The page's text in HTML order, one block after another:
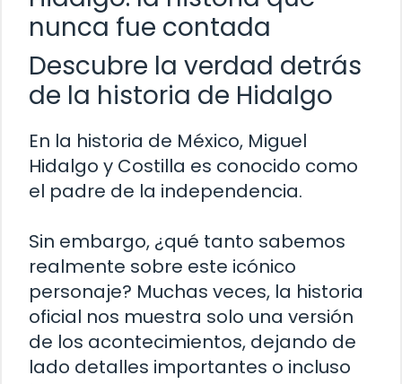
nunca fue contada
Descubre la verdad detrás
de la historia de Hidalgo
En la historia de México, Miguel
Hidalgo y Costilla es conocido como
el padre de la independencia.
Sin embargo, ¿qué tanto sabemos
realmente sobre este icónico
personaje? Muchas veces, la historia
oficial nos muestra solo una versión
de los acontecimientos, dejando de
lado detalles importantes o incluso